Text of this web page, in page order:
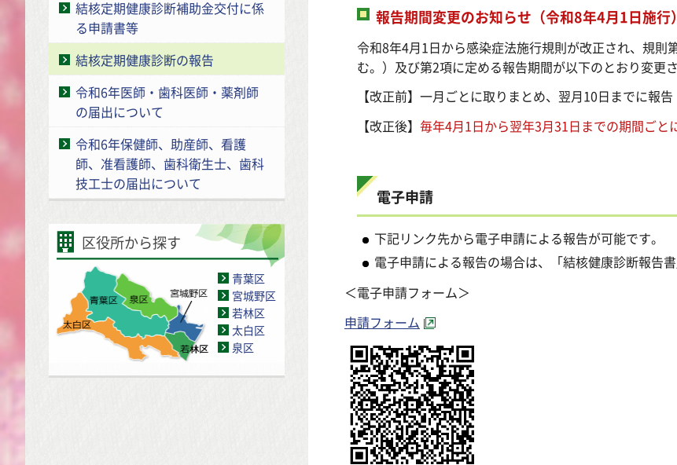
結核定期健康診断補助金交付に係
る申請書等
結核定期健康診断の報告
令和6年医師・歯科医師・薬剤師
の届出について
令和6年保健師、助産師、看護
師、准看護師、歯科衛生士、歯科
技工士の届出について
区役所から探す
青葉区
宮城野区
若林区
太白区
泉区
報告期間変更のお知らせ（令和8年4月1日施行）
令和8年4月1日から感染症法施行規則が改正され、規
む。）及び第2項に定める報告期間が以下のとおり変更さ
【改正前】一月ごとに取りまとめ、翌月10日までに報告
【改正後】 毎年4月1日から翌年3月31日までの期間ご
電子申請
下記リンク先から電子申請による報告が可能です。
電子申請による報告の場合は、「結核健康診断報告書
＜電子申請フォーム＞
申請フォーム